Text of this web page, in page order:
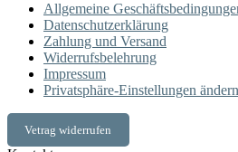
Allgemeine
Datenschutzerklärung
Zahlung und Versand
Widerrufsbelehrung
Impressum
Privatsphäre-Einstellungen ändern
Vetrag widerrufen